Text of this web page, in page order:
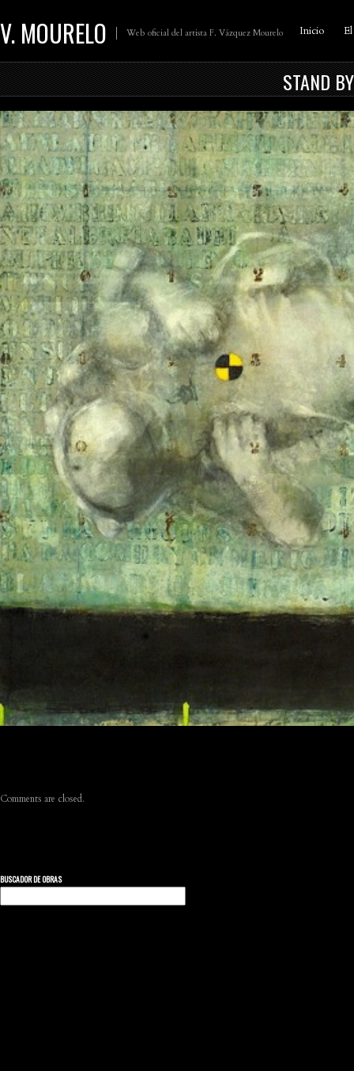
V. MOURELO Web oficial del artista F. Vázquez Mourelo Inicio
STAND
Comments are closed.
BUSCADOR DE OBRAS